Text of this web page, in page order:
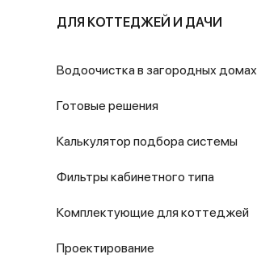
ДЛЯ КОТТЕДЖЕЙ И ДАЧИ
Водоочистка в загородных домах
Готовые решения
Калькулятор подбора системы
Фильтры кабинетного типа
Комплектующие для коттеджей
Проектирование